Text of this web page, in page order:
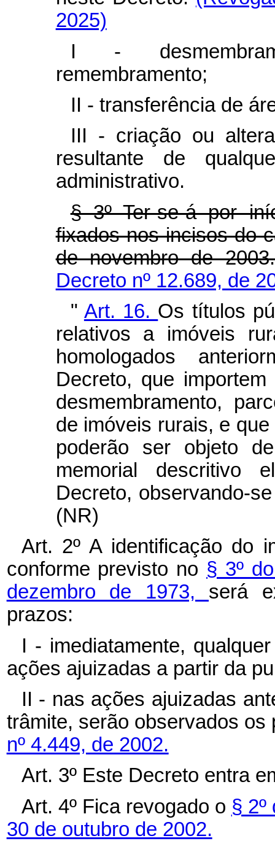
2025)
I -
remembramento;
II - transferência de
III - criação ou
resultante de
administrativo.
§ 3º Ter-se-á por
fixados nos incisos do
de novembro de
Decreto nº 12.689, de
" Art. 16. Os títulos
relativos a imóveis
homologados
Decreto, que
desmembramento,
de imóveis rurais, e
poderão ser objeto
memorial descritivo
Decreto, observando-
(NR)
Art. 2º A identificação do
conforme previsto no § 3º
dezembro de 1973, será
prazos:
I - imediatamente,
ações ajuizadas a partir da
II - nas ações ajuizadas
trâmite, serão observados
nº 4.449, de 2002.
Art. 3º Este Decreto entra
Art. 4º Fica revogado o § 2º
30 de outubro de 2002.